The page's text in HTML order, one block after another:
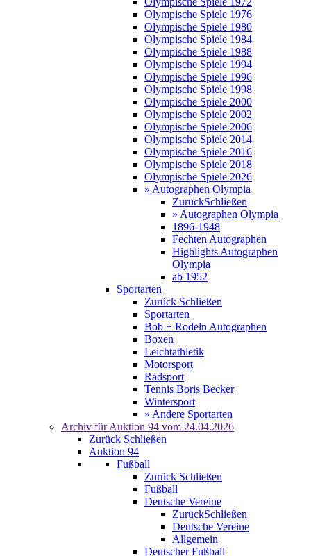
Olympische Spiele 1976
Olympische Spiele 1980
Olympische Spiele 1984
Olympische Spiele 1988
Olympische Spiele 1994
Olympische Spiele 1996
Olympische Spiele 1998
Olympische Spiele 2000
Olympische Spiele 2002
Olympische Spiele 2006
Olympische Spiele 2014
Olympische Spiele 2016
Olympische Spiele 2018
Olympische Spiele 2026
» Autographen Olympia
ZurückSchließen
» Autographen Olympia
1896-1948
Fechten Autographen
Highlights Autographen
Olympia
ab 1952
Sportarten
Zurück Schließen
Sportarten
Bob + Rodeln Autographen
Boxen
Leichtathletik
Motorsport
Radsport
Tennis Boris Becker
Wintersport
» Andere Sportarten
Archiv für Auktion 94 vom 24.04.2026
Zurück Schließen
Auktion 94
Fußball
Zurück Schließen
Fußball
Deutsche Vereine
ZurückSchließen
Deutsche Vereine
Allgemein
Deutscher Fußball